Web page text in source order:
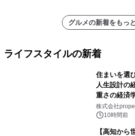
グルメの新着をもっ
ライフスタイルの新着
住まいを選
人生設計の
重さの経済
PropTechは
PropTech-
株式会社
10時間前
【高知から